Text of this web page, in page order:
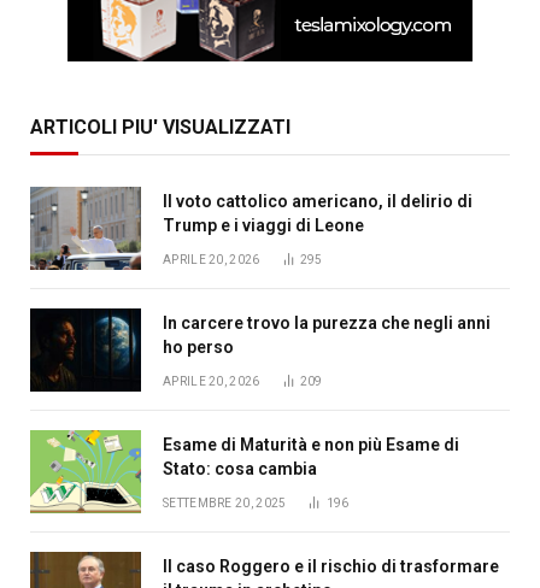
ARTICOLI PIU' VISUALIZZATI
Il voto cattolico americano, il delirio di
Trump e i viaggi di Leone
APRILE 20, 2026 295
In carcere trovo la purezza che negli anni
ho perso
APRILE 20, 2026 209
Esame di Maturità e non più Esame di
Stato: cosa cambia
SETTEMBRE 20, 2025 196
Il caso Roggero e il rischio di trasformare